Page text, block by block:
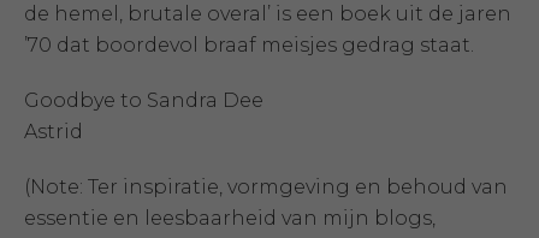
de hemel, brutale overal’ is een boek uit de jaren
’70 dat boordevol braaf meisjes gedrag staat.
Goodbye to Sandra Dee
Astrid
(Note: Ter inspiratie, vormgeving en behoud van
essentie en leesbaarheid van mijn blogs,